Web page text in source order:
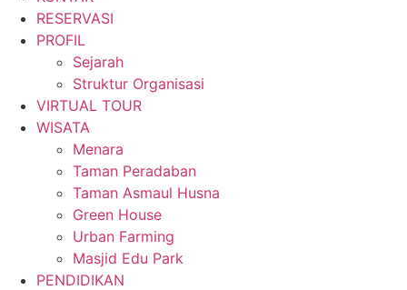
RESERVASI
PROFIL
Sejarah
Struktur Organisasi
VIRTUAL TOUR
WISATA
Menara
Taman Peradaban
Taman Asmaul Husna
Green House
Urban Farming
Masjid Edu Park
PENDIDIKAN